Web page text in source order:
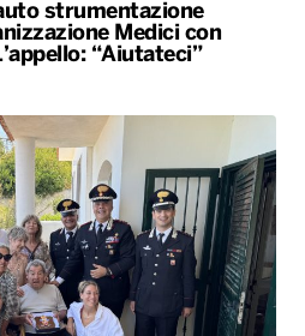
strumentazione
Medici con
“Aiutateci”